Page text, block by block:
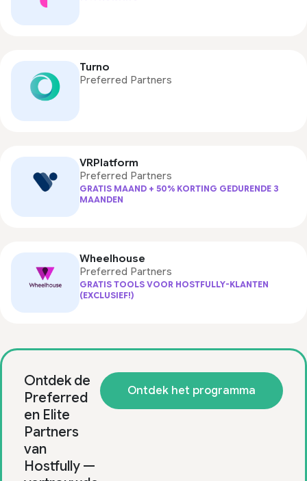
Turno
Preferred Partners
VRPlatform
Preferred Partners
GRATIS MAAND + 50% KORTING GEDURENDE 3
MAANDEN
Wheelhouse
Preferred Partners
GRATIS TOOLS VOOR HOSTFULLY-KLANTEN
(EXCLUSIEF!)
Ontdek de
Preferred
en Elite
Partners
van
Hostfully —
Ontdek het programma